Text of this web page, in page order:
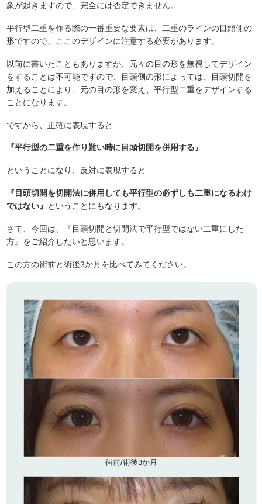
象が起きますので、完全には否定できません。
平行型二重を作る際の一番重要な要素は、二重のラインの目頭側の
形ですので、ここのデザインに注意する必要があります。
以前に書いたこともありますが、元々の目の形を無視してデザイン
をすることは不可能ですので、目頭側の形によっては、目頭切開を
加えることにより、元の目の形を変え、平行型二重をデザインする
ことになります。
ですから、正確に表現すると
『平行型の二重を作り難い時に目頭切開を併用する』
ということになり、反対に表現すると
『目頭切開を切開法に併用しても平行型の必ずしも二重になるわけ
ではない』 ということにもなります。
さて、今回は、『目頭切開と切開法で平行型ではない二重にした
方』をご紹介したいと思います。
この方の術前と術後3か月を比べてみてください。
術前/術後3か月